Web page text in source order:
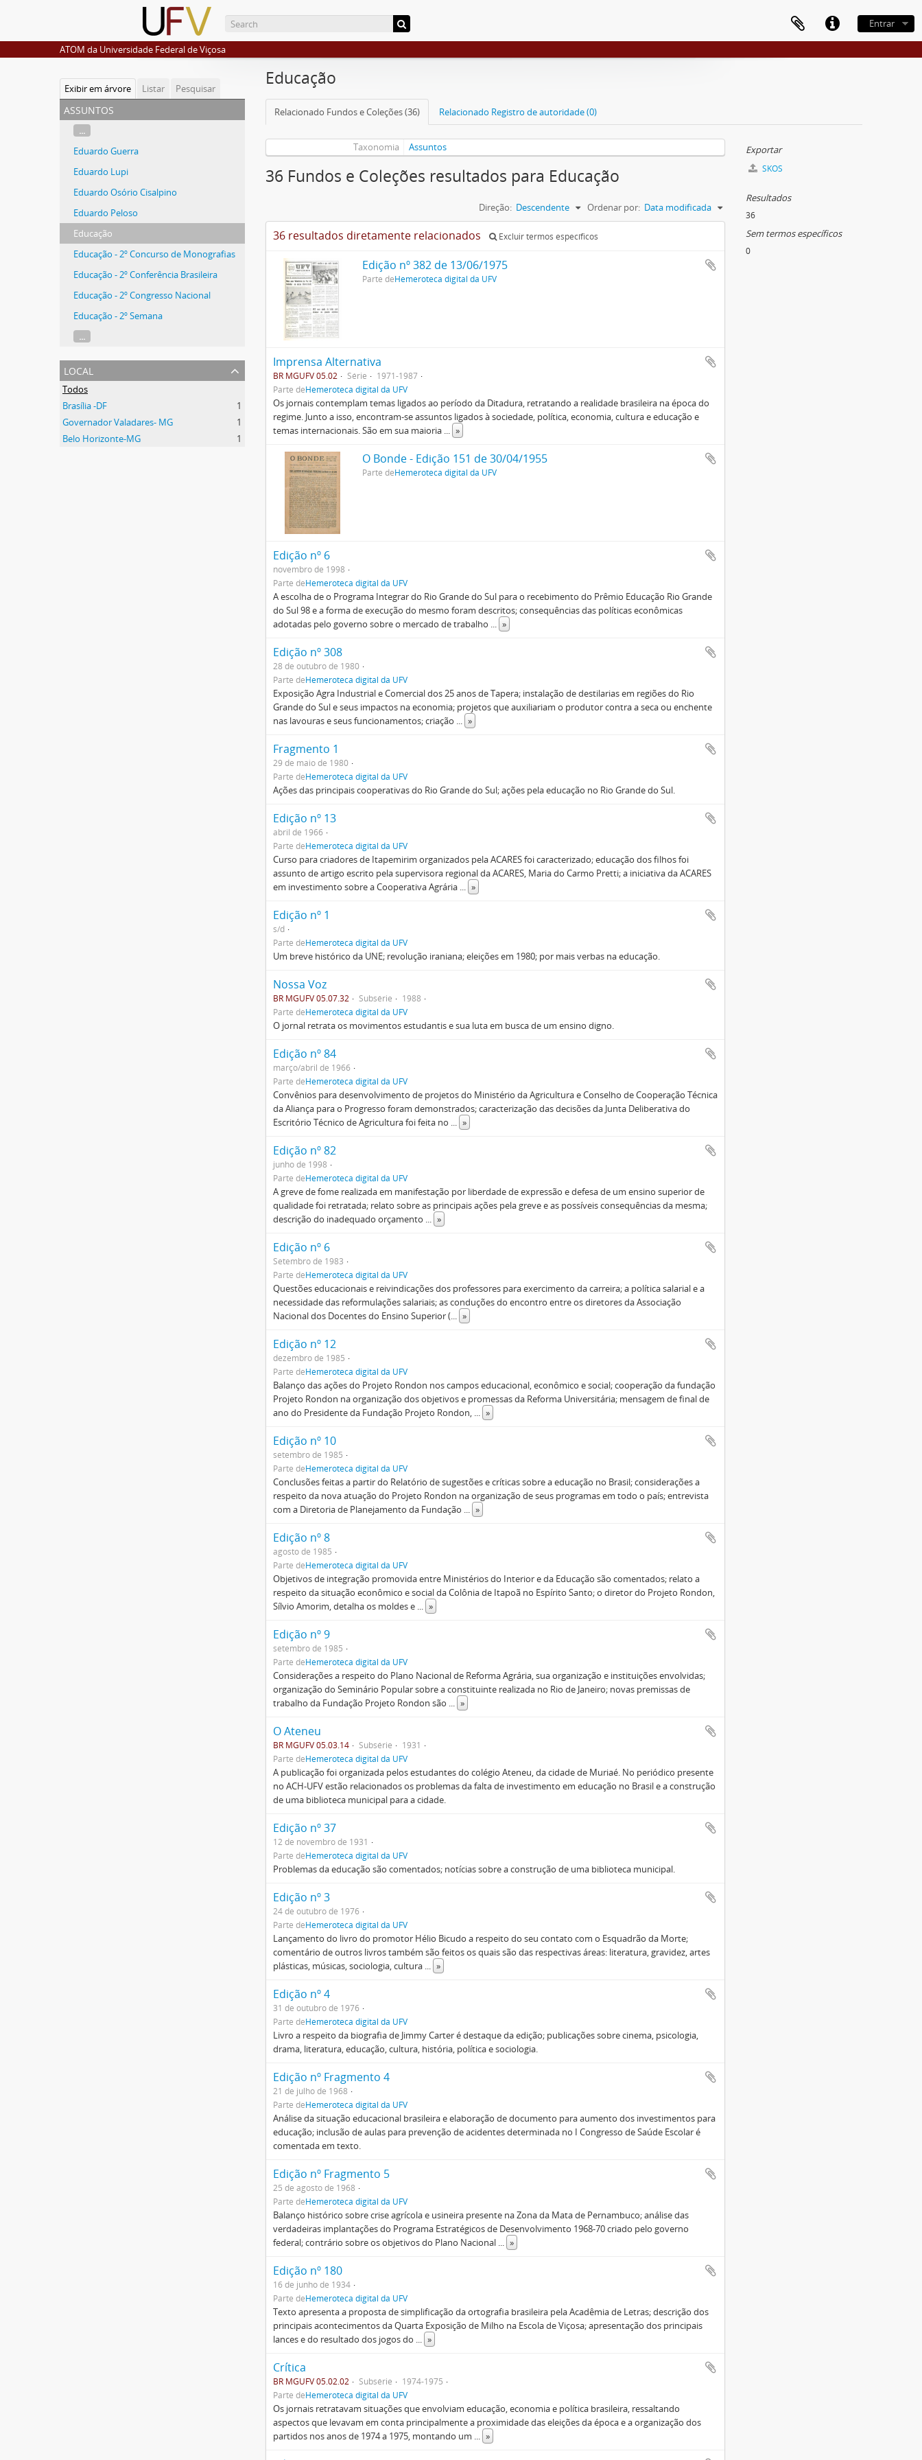
Entrar
ATOM da Universidade Federal de Viçosa
Exibir em árvore Listar Pesquisar
assuntos
...
Eduardo Guerra
Eduardo Lupi
Eduardo Osório Cisalpino
Eduardo Peloso
Educação
Educação - 2º Concurso de Monografias
Educação - 2º Conferência Brasileira
Educação - 2º Congresso Nacional
Educação - 2º Semana
...
local
Todos
Brasília -DF
1
Governador Valadares- MG
1
Belo Horizonte-MG
1
Educação
Relacionado Fundos e Coleções (36) Relacionado Registro de autoridade (0)
Taxonomia Assuntos
36 Fundos e Coleções resultados para Educação
Ordenar por: Data modificada
Direção: Descendente
36 resultados diretamente relacionados Excluir termos específicos
Edição nº 382 de 13/06/1975
Parte deHemeroteca digital da UFV
Imprensa Alternativa
BR MGUFV 05.02 Série
1971-1987
Parte deHemeroteca digital da UFV
Os jornais contemplam temas ligados ao período da Ditadura, retratando a realidade brasileira na época do
regime. Junto a isso, encontram-se assuntos ligados à sociedade, política, economia, cultura e educação e
temas internacionais. São em sua maioria ... »
O Bonde - Edição 151 de 30/04/1955
Parte deHemeroteca digital da UFV
Edição nº 6
novembro de 1998
Parte deHemeroteca digital da UFV
A escolha de o Programa Integrar do Rio Grande do Sul para o recebimento do Prêmio Educação Rio Grande
do Sul 98 e a forma de execução do mesmo foram descritos; consequências das políticas econômicas
adotadas pelo governo sobre o mercado de trabalho ... »
Edição nº 308
28 de outubro de 1980
Parte deHemeroteca digital da UFV
Exposição Agra Industrial e Comercial dos 25 anos de Tapera; instalação de destilarias em regiões do Rio
Grande do Sul e seus impactos na economia; projetos que auxiliariam o produtor contra a seca ou enchente
nas lavouras e seus funcionamentos; criação ... »
Fragmento 1
29 de maio de 1980
Parte deHemeroteca digital da UFV
Ações das principais cooperativas do Rio Grande do Sul; ações pela educação no Rio Grande do Sul.
Edição nº 13
abril de 1966
Parte deHemeroteca digital da UFV
Curso para criadores de Itapemirim organizados pela ACARES foi caracterizado; educação dos filhos foi
assunto de artigo escrito pela supervisora regional da ACARES, Maria do Carmo Pretti; a iniciativa da ACARES
em investimento sobre a Cooperativa Agrária ... »
Edição nº 1
s/d
Parte deHemeroteca digital da UFV
Um breve histórico da UNE; revolução iraniana; eleições em 1980; por mais verbas na educação.
Nossa Voz
BR MGUFV 05.07.32 Subsérie
1988
Parte deHemeroteca digital da UFV
O jornal retrata os movimentos estudantis e sua luta em busca de um ensino digno.
Edição nº 84
março/abril de 1966
Parte deHemeroteca digital da UFV
Convênios para desenvolvimento de projetos do Ministério da Agricultura e Conselho de Cooperação Técnica
da Aliança para o Progresso foram demonstrados; caracterização das decisões da Junta Deliberativa do
Escritório Técnico de Agricultura foi feita no ... »
Edição nº 82
junho de 1998
Parte deHemeroteca digital da UFV
A greve de fome realizada em manifestação por liberdade de expressão e defesa de um ensino superior de
qualidade foi retratada; relato sobre as principais ações pela greve e as possíveis consequências da mesma;
descrição do inadequado orçamento ... »
Edição nº 6
Setembro de 1983
Parte deHemeroteca digital da UFV
Questões educacionais e reivindicações dos professores para exercimento da carreira; a política salarial e a
necessidade das reformulações salariais; as conduções do encontro entre os diretores da Associação
Nacional dos Docentes do Ensino Superior (... »
Edição nº 12
dezembro de 1985
Parte deHemeroteca digital da UFV
Balanço das ações do Projeto Rondon nos campos educacional, econômico e social; cooperação da fundação
Projeto Rondon na organização dos objetivos e promessas da Reforma Universitária; mensagem de final de
ano do Presidente da Fundação Projeto Rondon, ... »
Edição nº 10
setembro de 1985
Parte deHemeroteca digital da UFV
Conclusões feitas a partir do Relatório de sugestões e críticas sobre a educação no Brasil; considerações a
respeito da nova atuação do Projeto Rondon na organização de seus programas em todo o país; entrevista
com a Diretoria de Planejamento da Fundação ... »
Edição nº 8
agosto de 1985
Parte deHemeroteca digital da UFV
Objetivos de integração promovida entre Ministérios do Interior e da Educação são comentados; relato a
respeito da situação econômico e social da Colônia de Itapoã no Espírito Santo; o diretor do Projeto Rondon,
Sílvio Amorim, detalha os moldes e ... »
Edição nº 9
setembro de 1985
Parte deHemeroteca digital da UFV
Considerações a respeito do Plano Nacional de Reforma Agrária, sua organização e instituições envolvidas;
organização do Seminário Popular sobre a constituinte realizada no Rio de Janeiro; novas premissas de
trabalho da Fundação Projeto Rondon são ... »
O Ateneu
BR MGUFV 05.03.14 Subsérie
1931
Parte deHemeroteca digital da UFV
A publicação foi organizada pelos estudantes do colégio Ateneu, da cidade de Muriaé. No periódico presente
no ACH-UFV estão relacionados os problemas da falta de investimento em educação no Brasil e a construção
de uma biblioteca municipal para a cidade.
Edição nº 37
12 de novembro de 1931
Parte deHemeroteca digital da UFV
Problemas da educação são comentados; notícias sobre a construção de uma biblioteca municipal.
Edição nº 3
24 de outubro de 1976
Parte deHemeroteca digital da UFV
Lançamento do livro do promotor Hélio Bicudo a respeito do seu contato com o Esquadrão da Morte;
comentário de outros livros também são feitos os quais são das respectivas áreas: literatura, gravidez, artes
plásticas, músicas, sociologia, cultura ... »
Edição nº 4
31 de outubro de 1976
Parte deHemeroteca digital da UFV
Livro a respeito da biografia de Jimmy Carter é destaque da edição; publicações sobre cinema, psicologia,
drama, literatura, educação, cultura, história, política e sociologia.
Edição nº Fragmento 4
21 de julho de 1968
Parte deHemeroteca digital da UFV
Análise da situação educacional brasileira e elaboração de documento para aumento dos investimentos para
educação; inclusão de aulas para prevenção de acidentes determinada no I Congresso de Saúde Escolar é
comentada em texto.
Edição nº Fragmento 5
25 de agosto de 1968
Parte deHemeroteca digital da UFV
Balanço histórico sobre crise agrícola e usineira presente na Zona da Mata de Pernambuco; análise das
verdadeiras implantações do Programa Estratégicos de Desenvolvimento 1968-70 criado pelo governo
federal; contrário sobre os objetivos do Plano Nacional ... »
Edição nº 180
16 de junho de 1934
Parte deHemeroteca digital da UFV
Texto apresenta a proposta de simplificação da ortografia brasileira pela Acadêmia de Letras; descrição dos
principais acontecimentos da Quarta Exposição de Milho na Escola de Viçosa; apresentação dos principais
lances e do resultado dos jogos do ... »
Crítica
BR MGUFV 05.02.02 Subsérie
1974-1975
Parte deHemeroteca digital da UFV
Os jornais retratavam situações que envolviam educação, economia e política brasileira, ressaltando
aspectos que levavam em conta principalmente a proximidade das eleições da época e a organização dos
partidos nos anos de 1974 a 1975, montando um ... »
Exportar
SKOS
Resultados
36
Sem termos específicos
0